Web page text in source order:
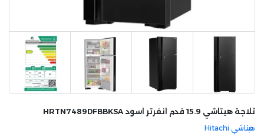
هيتاشي Hitachi
ثلاجة هيتاشي 15.9 قدم انفرتر اسود HRTN7489DFBBKSA